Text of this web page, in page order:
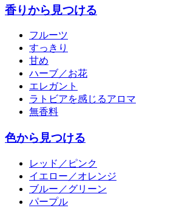
香りから見つける
フルーツ
すっきり
甘め
ハーブ／お花
エレガント
ラトビアを感じるアロマ
無香料
色から見つける
レッド／ピンク
イエロー／オレンジ
ブルー／グリーン
パープル